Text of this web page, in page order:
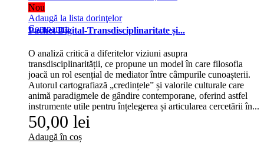
Nou
Adaugă la lista dorinţelor
Comparare
Pachet Digital-Transdisciplinaritate și...
O analiză critică a diferitelor viziuni asupra
transdisciplinarității, ce propune un model în care filosofia
joacă un rol esențial de mediator între câmpurile cunoașterii.
Autorul cartografiază „credințele” și valorile culturale care
animă paradigmele de gândire contemporane, oferind astfel
instrumente utile pentru înțelegerea și articularea cercetării în...
50,00 lei
Adaugă în coș